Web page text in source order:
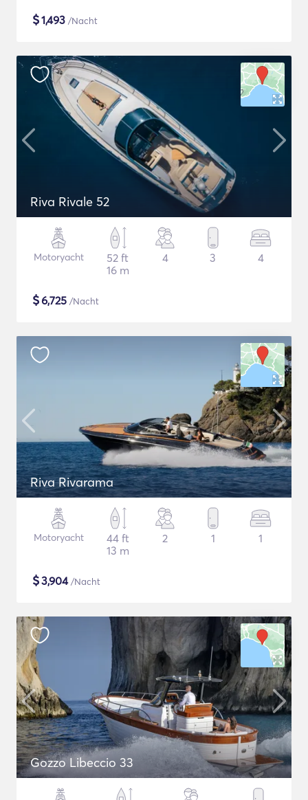
$1,493 /Nacht
Riva Rivale 52
Motoryacht
52 ft
16 m
4 3 4
$6,725 /Nacht
Riva Rivarama
Motoryacht
44 ft
13 m
2 1 1
$3,904/Nacht
Gozzo Libeccio 33